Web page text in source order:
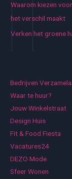
Waarom kiezen
het verschil maakt
Verken het groene
Bedrijven
Waar te huur?
Jouw Winkelstraat
Design Huis
Fit & Food Fiesta
Vacatures24
DEZO Mode
Sfeer Wonen